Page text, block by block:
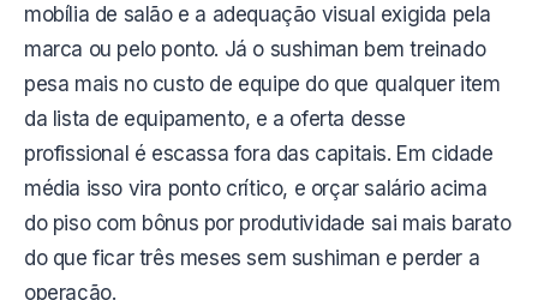
mobília de salão e a adequação visual exigida pela
marca ou pelo ponto. Já o sushiman bem treinado
pesa mais no custo de equipe do que qualquer item
da lista de equipamento, e a oferta desse
profissional é escassa fora das capitais. Em cidade
média isso vira ponto crítico, e orçar salário acima
do piso com bônus por produtividade sai mais barato
do que ficar três meses sem sushiman e perder a
operação.